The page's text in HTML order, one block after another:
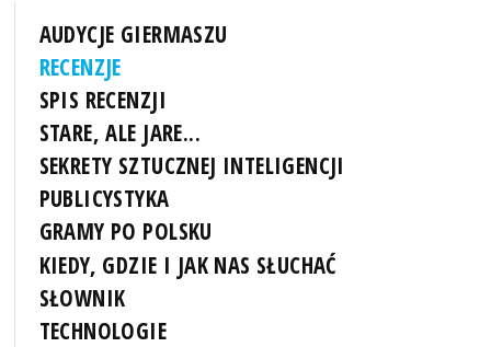
AUDYCJE GIERMASZU
RECENZJE
SPIS RECENZJI
STARE, ALE JARE...
SEKRETY SZTUCZNEJ INTELIGENCJI
PUBLICYSTYKA
GRAMY PO POLSKU
KIEDY, GDZIE I JAK NAS SŁUCHAĆ
SŁOWNIK
TECHNOLOGIE